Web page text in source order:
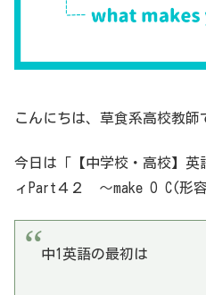
こんにちは、草食系高校教師
今日は「【中学校・高校】英
ィPart４２ 〜make O C(形
中1英語の最初は